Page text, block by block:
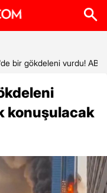
bir gökdeleni vurdu!
konuşulacak